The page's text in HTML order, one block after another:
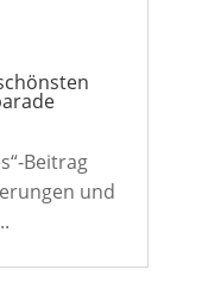
Beitrag
und